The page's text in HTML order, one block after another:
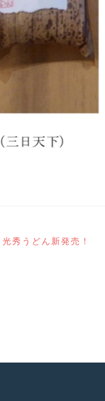
秀うどん新発売！